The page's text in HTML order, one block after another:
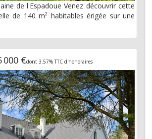
de l'Espadoue Venez découvrir cette
de 140 m² habitables érigée sur une
000 €dont 3.57% TTC d'honoraires